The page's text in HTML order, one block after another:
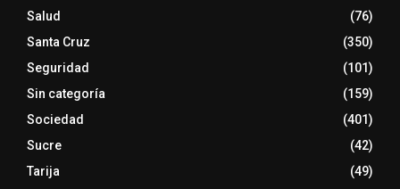
Salud
(76)
Santa Cruz
(350)
Seguridad
(101)
Sin categoría
(159)
Sociedad
(401)
Sucre
(42)
Tarija
(49)